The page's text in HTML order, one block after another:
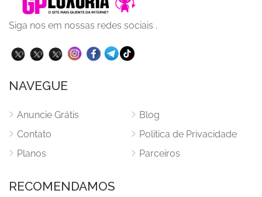
Siga nos em nossas redes sociais .
NAVEGUE
Anuncie Grátis
Contato
Planos
Blog
Politica de Privacidade
Parceiros
RECOMENDAMOS